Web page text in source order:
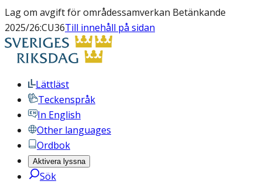
Lag om avgift för områdessamverkan Betänkande
2025/26:CU36Till innehåll på sidan
Lättläst
Teckenspråk
In English
Other languages
Ordbok
Aktivera lyssna
Sök